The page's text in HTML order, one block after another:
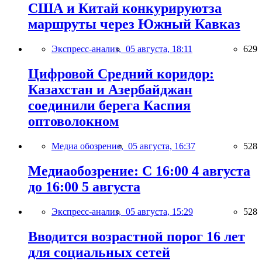
США и Китай конкурируютза
маршруты через Южный Кавказ
Экспресс-анализ, 05 августа, 18:11 629
Цифровой Средний коридор:
Казахстан и Азербайджан
соединили берега Каспия
оптоволокном
Медиа обозрение, 05 августа, 16:37 528
Медиаобозрение: С 16:00 4 августа
до 16:00 5 августа
Экспресс-анализ, 05 августа, 15:29 528
Вводится возрастной порог 16 лет
для социальных сетей